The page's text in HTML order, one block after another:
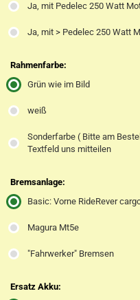
Ja, mit Pedelec 250 Watt
Ja, mit > Pedelec 250 Watt
Rahmenfarbe:
Grün wie im Bild
weiß
Sonderfarbe ( Bitte am
Textfeld uns mitteilen
Bremsanlage:
Basic: Vorne RideRever
Magura Mt5e
"Fahrwerker" Bremsen
Ersatz Akku: